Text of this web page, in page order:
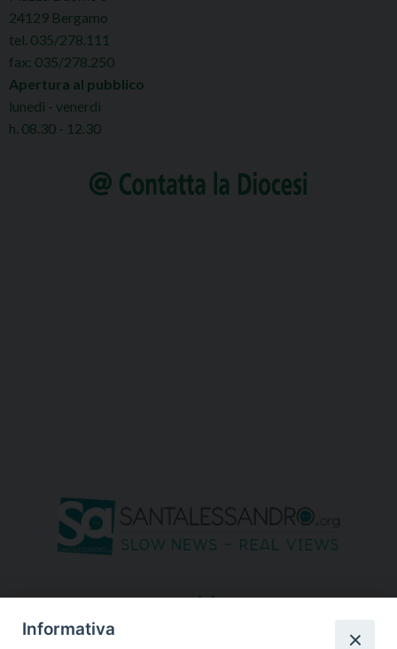
24129 Bergamo
tel. 035/278.111
fax: 035/278.250
Apertura al pubblico
lunedì - venerdì
h. 08.30 - 12.30
seguici su
Informativa